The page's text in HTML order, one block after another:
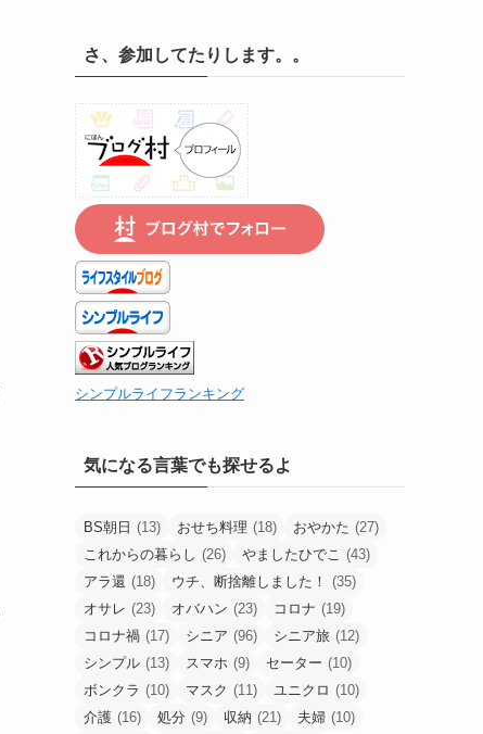
り
は
こ
ち
ら
で
さ、参加してたりします。。
シンプルライフランキング
気になる言葉でも探せるよ
BS朝日 (13) おせち料理 (18) おやかた (27)
これからの暮らし (26) やましたひでこ (43)
アラ還 (18) ウチ、断捨離しました！
(35)
オサレ (23) オバハン (23) コロナ (19)
コロナ禍 (17) シニア (96) シニア旅 (12)
シンプル (13) スマホ (9) セーター (10)
ボンクラ (10) マスク (11) ユニクロ (10)
介護 (16) 処分 (9) 収納 (21) 夫婦 (10)